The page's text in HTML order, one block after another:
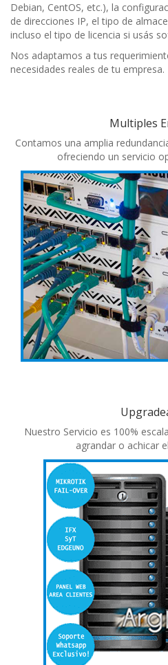
Debian, CentOS, etc.), la
de direcciones IP, el tipo de
incluso el tipo de licencia si usás
Nos adaptamos a tus
necesidades reales de tu empresa.
Multiples
Contamos una amplia
ofreciendo un servicio
Nuestro Servicio es 100%
agrandar o achicar